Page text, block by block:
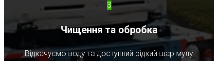
3
Чищення та обробка
Відкачуємо воду та доступний рідкий шар мулу